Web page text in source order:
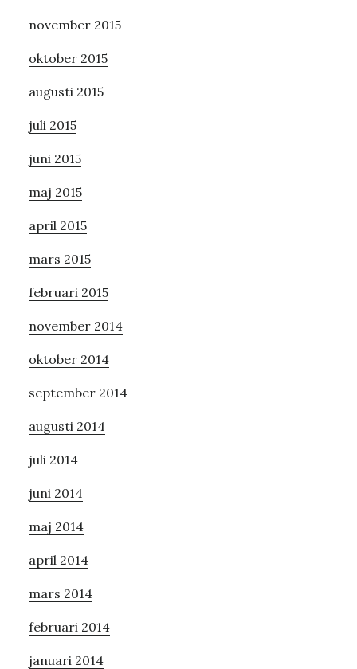
november 2015
oktober 2015
augusti 2015
juli 2015
juni 2015
maj 2015
april 2015
mars 2015
februari 2015
november 2014
oktober 2014
september 2014
augusti 2014
juli 2014
juni 2014
maj 2014
april 2014
mars 2014
februari 2014
januari 2014